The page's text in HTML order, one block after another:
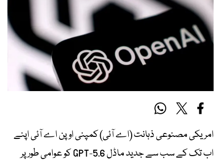
امریکی مصنوعی ذہانت (اے آئی) کمپنی اوپن اے آئی اپنے
اب تک کے سب سے جدید ماڈل GPT-5.6 کو عوامی طور پر